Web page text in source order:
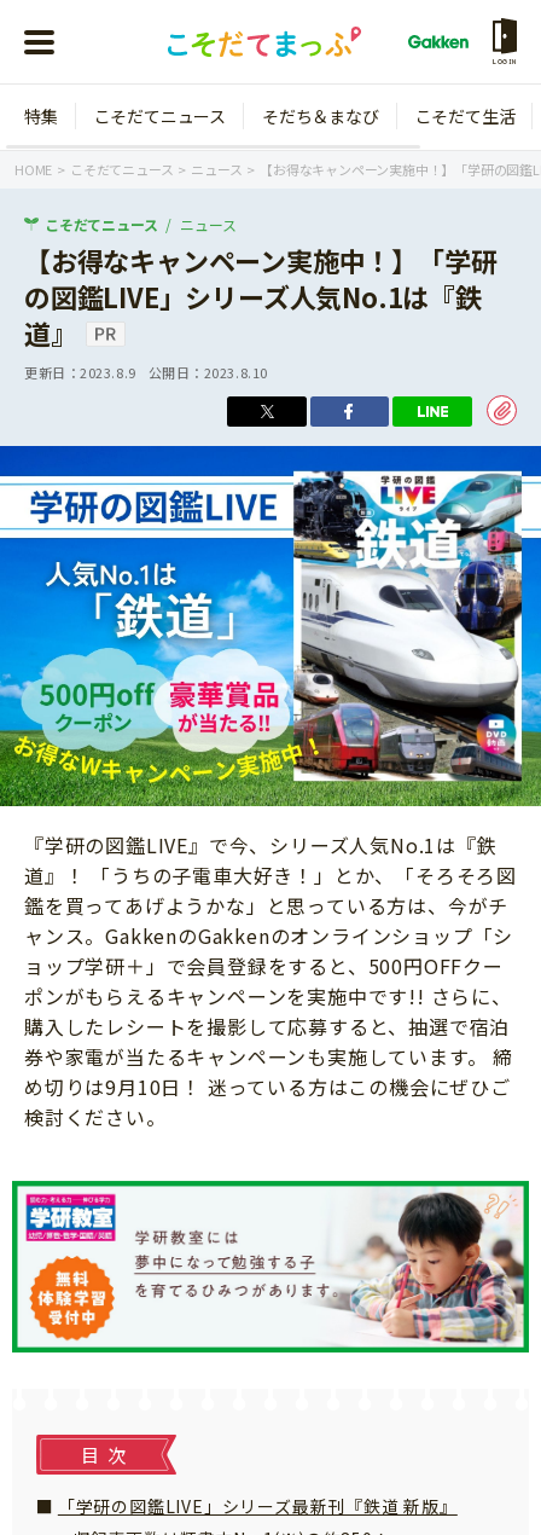
LOGIN
年齢から探す
3歳
年中
年長
小学1年生
小学2年生
小学3年生
小学4年生
小学5年生
小学6年生
イベント
ニュース
そだち＆まなび
ワーク・ドリル
幼稚園・保育園
小学校
科学・プログラミング
教育・学習
絵本・読み聞かせ
自由研究・工作
読書感想文
本・読書
運動・あそび・ゲーム
英語
習い事
知育
こそだて生活
住まい
ファッション・美容
行事・イベント
トラブル
親子でいっしょに
人間関係
おでかけ
家族
料理
マネー
健康
こそだてマンガ
特集 こそだてニュース そだち＆まなび こそだて生活
HOME こそだてニュース ニュース 【お得なキャンペーン実施中！】「学研の図
こそだてニュース ニュース
【お得なキャンペーン実施中！】「学研
の図鑑LIVE」シリーズ人気No.1は『鉄
道』
更新日：2023.8.9 公開日： 2023.8.10
『学研の図鑑LIVE』で今、シリーズ人気No.1は『鉄
道』！ 「うちの子電車大好き！」とか、「そろそろ図
鑑を買ってあげようかな」と思っている方は、今がチ
ャンス。GakkenのGakkenのオンラインショップ「シ
ョップ学研＋」で会員登録をすると、500円OFFクー
ポンがもらえるキャンペーンを実施中です!! さらに、
購入したレシートを撮影して応募すると、抽選で宿泊
券や家電が当たるキャンペーンも実施しています。 締
め切りは9月10日！ 迷っている方はこの機会にぜひご
検討ください。
目次
「学研の図鑑LIVE」シリーズ最新刊『鉄道 新版』